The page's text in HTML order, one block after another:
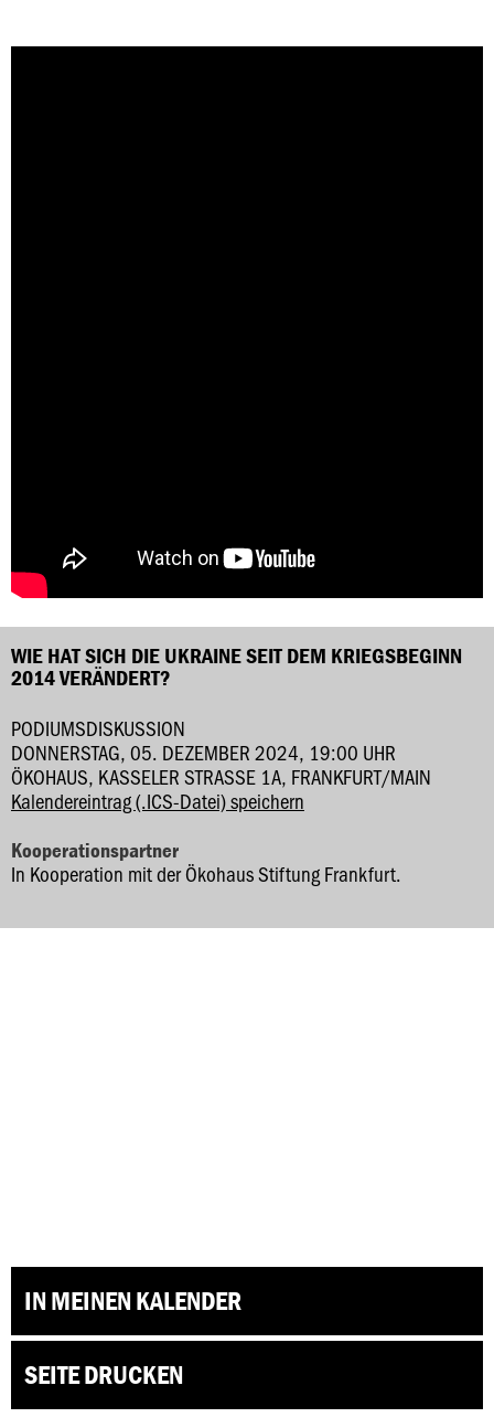
WIE HAT SICH DIE UKRAINE SEIT DEM KRIEGSBEGINN
2014 VERÄNDERT?
PODIUMSDISKUSSION
DONNERSTAG, 05. DEZEMBER 2024, 19:00 UHR
ÖKOHAUS, KASSELER STRASSE 1A, FRANKFURT/MAIN
Kalendereintrag (.ICS-Datei) speichern
Kooperationspartner
In Kooperation mit der Ökohaus Stiftung Frankfurt.
IN MEINEN KALENDER
SEITE DRUCKEN